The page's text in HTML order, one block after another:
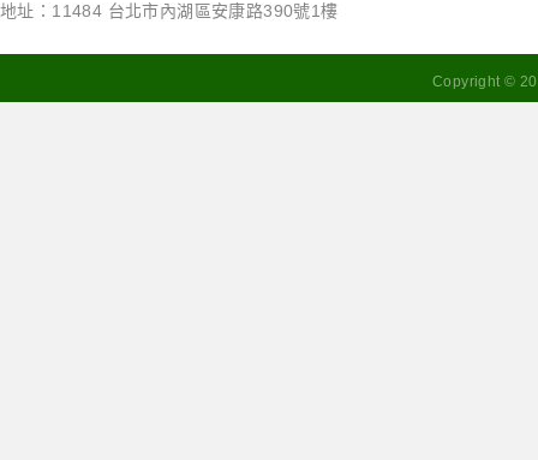
地址：11484 台北市內湖區安康路390號1樓
Copyright ©